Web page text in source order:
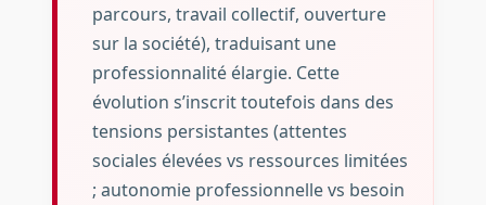
parcours, travail collectif, ouverture
sur la société), traduisant une
professionnalité élargie. Cette
évolution s’inscrit toutefois dans des
tensions persistantes (attentes
sociales élevées vs ressources limitées
; autonomie professionnelle vs besoin